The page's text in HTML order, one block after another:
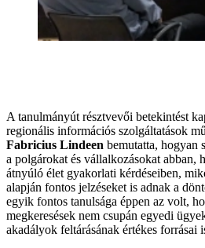
A tanulmányút résztvevői betekintést
regionális információs szolgáltatások
Fabricius Lindeen bemutatta, hogyan
a polgárokat és vállalkozásokat abban,
átnyúló élet gyakorlati kérdéseiben,
alapján fontos jelzéseket is adnak a
egyik fontos tanulsága éppen az volt,
megkeresések nem csupán egyedi
akadályok feltárásának értékes forrásai